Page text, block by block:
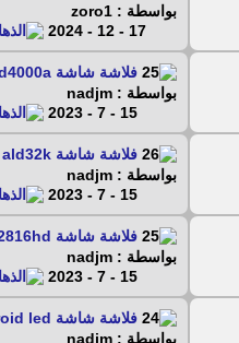
بواسطة : zoro1
17 - 12 - 2024
فلاشة شاشة aftron-afled4000a
بواسطة : nadjm
15 - 7 - 2023
فلاشة شاشة arven ald32k ثري...
بواسطة : nadjm
15 - 7 - 2023
فلاشة شاشة arielli led2816hd...
بواسطة : nadjm
15 - 7 - 2023
فلاشة شاشة android led...
بواسطة : nadjm